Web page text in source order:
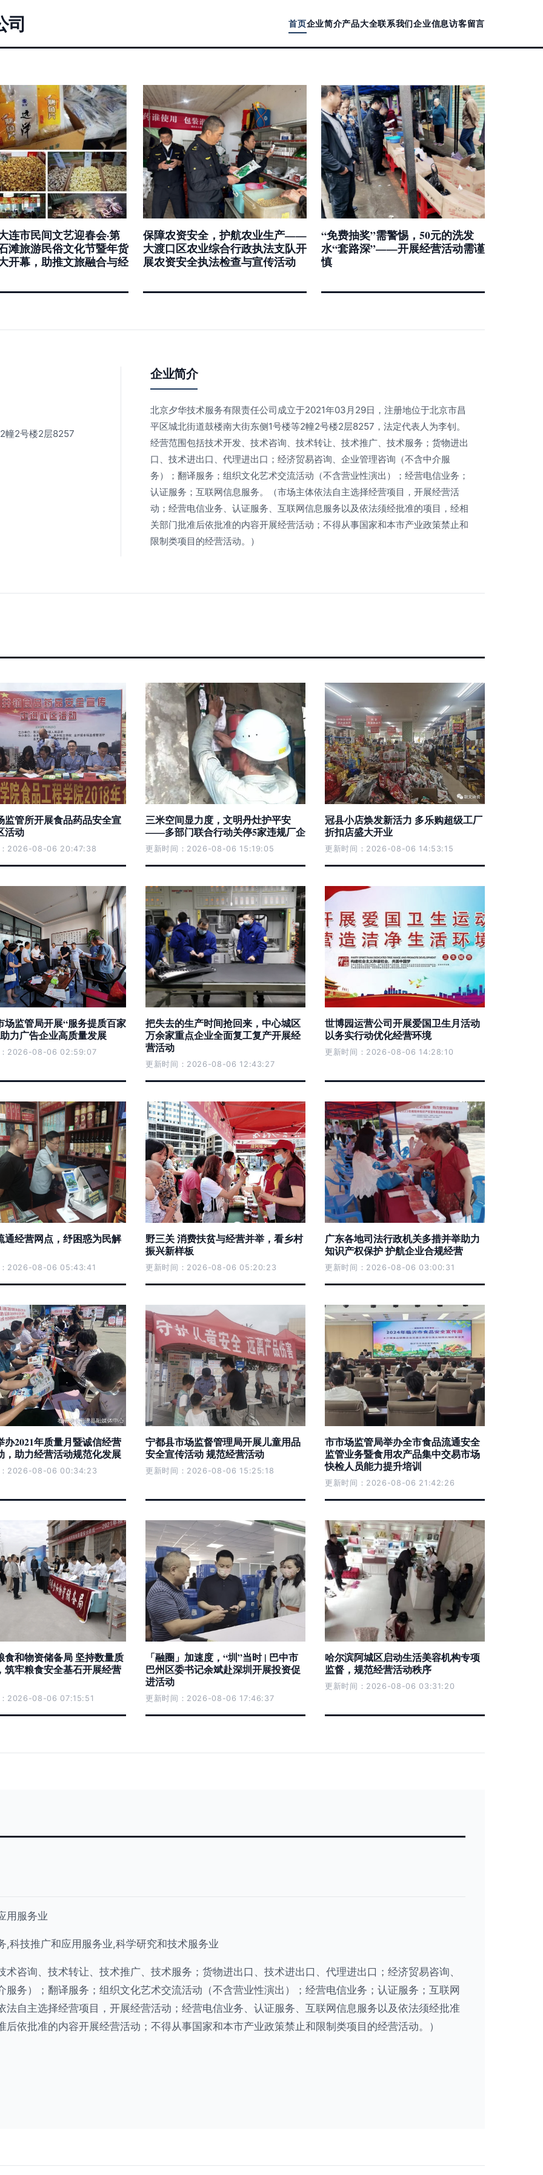
司 首页企业简介产品大全联系我们企业信息访客留言
连市民间文艺迎春会·第
滩旅游民俗文化节暨年货
开幕，助推文旅融合与经
保障农资安全，护航农业生产——
大渡口区农业综合行政执法支队开
展农资安全执法检查与宣传活动
“免费抽奖”需警惕，50元的洗发
水“套路深”——开展经营活动需谨
慎
幢2号楼2层8257
企业简介
北京夕华技术服务有限责任公司成立于2021年03月29日，注册地位于北京市昌
平区城北街道鼓楼南大街东侧1号楼等2幢2号楼2层8257，法定代表人为李钊。
经营范围包括技术开发、技术咨询、技术转让、技术推广、技术服务；货物进出
口、技术进出口、代理进出口；经济贸易咨询、企业管理咨询（不含中介服
务）；翻译服务；组织文化艺术交流活动（不含营业性演出）；经营电信业务；
认证服务；互联网信息服务。（市场主体依法自主选择经营项目，开展经营活
动；经营电信业务、认证服务、互联网信息服务以及依法须经批准的项目，经相
关部门批准后依批准的内容开展经营活动；不得从事国家和本市产业政策禁止和
限制类项目的经营活动。）
监管所开展食品药品安全宣
活动
：2026-08-06 20:47:38
三米空间显力度，文明丹灶护平安
——多部门联合行动关停5家违规厂企
更新时间：2026-08-06 15:19:05
冠县小店焕发新活力 多乐购超级工厂
折扣店盛大开业
更新时间：2026-08-06 14:53:15
场监管局开展“服务提质百家
力广告企业高质量发展
：2026-08-06 02:59:07
把失去的生产时间抢回来，中心城区
万余家重点企业全面复工复产开展经
营活动
更新时间：2026-08-06 12:43:27
世博园运营公司开展爱国卫生月活动
以务实行动优化经营环境
更新时间：2026-08-06 14:28:10
通经营网点，纾困惑为民解
2026-08-06 05:43:41
野三关 消费扶贫与经营并举，看乡村
振兴新样板
更新时间：2026-08-06 05:20:23
广东各地司法行政机关多措并举助力
知识产权保护 护航企业合规经营
更新时间：2026-08-06 03:00:31
办2021年质量月暨诚信经营
，助力经营活动规范化发展
：2026-08-06 00:34:23
宁都县市场监督管理局开展儿童用品
安全宣传活动 规范经营活动
更新时间：2026-08-06 15:25:18
市市场监管局举办全市食品流通安全
监管业务暨食用农产品集中交易市场
快检人员能力提升培训
更新时间：2026-08-06 21:42:26
食和物资储备局 坚持数量质
筑牢粮食安全基石开展经营
2026-08-06 07:15:51
「融圈」加速度，“圳”当时 | 巴中市
巴州区委书记余斌赴深圳开展投资促
进活动
更新时间：2026-08-06 17:46:37
哈尔滨阿城区启动生活美容机构专项
监督，规范经营活动秩序
更新时间：2026-08-06 03:31:20
用服务业
,科技推广和应用服务业,科学研究和技术服务业
术咨询、技术转让、技术推广、技术服务；货物进出口、技术进出口、代理进出口；经济贸易咨询、
服务）；翻译服务；组织文化艺术交流活动（不含营业性演出）；经营电信业务；认证服务；互联网
法自主选择经营项目，开展经营活动；经营电信业务、认证服务、互联网信息服务以及依法须经批准
后依批准的内容开展经营活动；不得从事国家和本市产业政策禁止和限制类项目的经营活动。）